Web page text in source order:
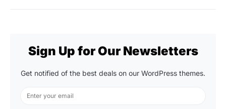
Sign Up for Our Newsletters
Get notified of the best deals on our WordPress themes.